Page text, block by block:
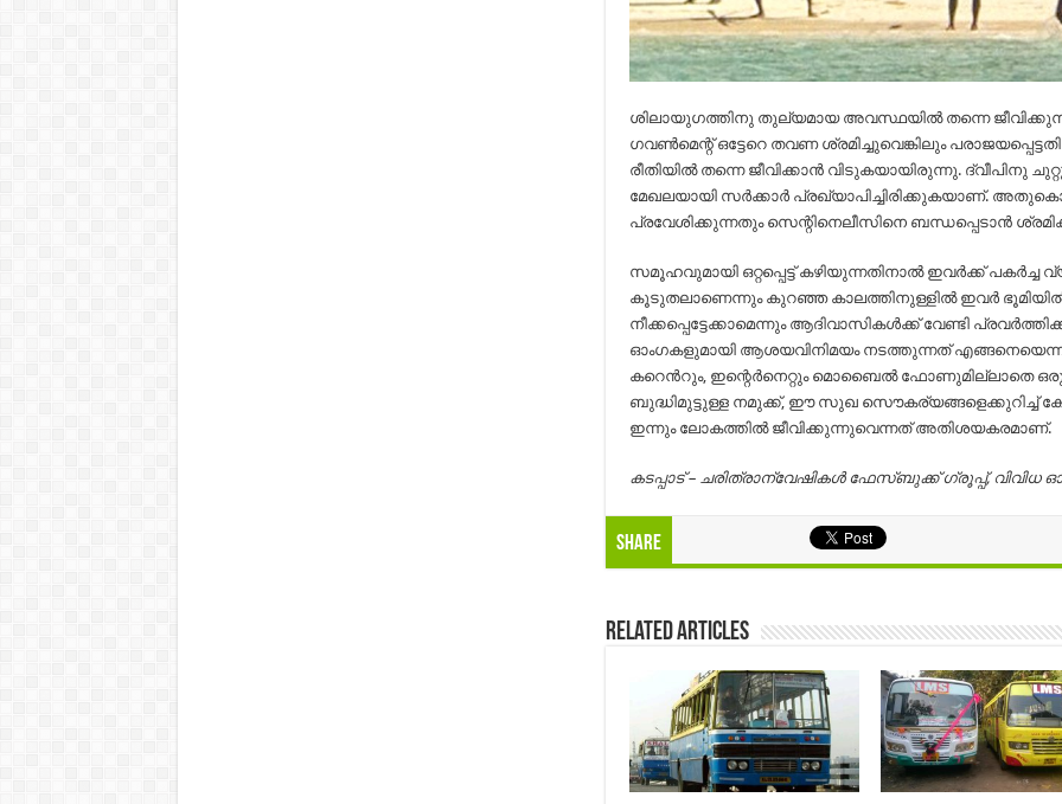
ശിലായുഗത്തിനു തുല്യമായ അവസ്ഥയിൽ തന്നെ
ഗവൺമെന്റ് ഒട്ടേറെ തവണ ശ്രമിച്ചുവെങ്കിലും
രീതിയിൽ തന്നെ ജീവിക്കാൻ വിടുകയായിരുന്നു. ദ്വീപിനു
മേഖലയായി സർക്കാർ പ്രഖ്യാപിച്ചിരിക്കുകയാണ്.
പ്രവേശിക്കുന്നതും സെന്റിനെലീസിനെ ബന്ധപ്പെടാൻ
സമൂഹവുമായി ഒറ്റപ്പെട്ട് കഴിയുന്നതിനാല്‍ ഇവര്‍ക്ക് പകര്‍ച്ച
കൂടുതലാണെന്നും കുറഞ്ഞ കാലത്തിനുള്ളില്‍ ഇവര്‍ ഭൂമിയില്‍
നീക്കപ്പെട്ടേക്കാമെന്നും ആദിവാസികള്‍ക്ക് വേണ്ടി
ഓംഗകളുമായി ആശയവിനിമയം നടത്തുന്നത് എങ്ങനെയെന്ന
കറെന്‍റും, ഇന്റെര്‍നെറ്റും മൊബൈല്‍ ഫോണുമില്ലാതെ ഒരു
ബുദ്ധിമുട്ടുള്ള നമുക്ക്, ഈ സുഖ സൌകര്യങ്ങളെക്കുറിച്ച്
ഇന്നും ലോകത്തില്‍ ജീവിക്കുന്നുവെന്നത് അതിശയകരമാണ്.
കടപ്പാട് – ചരിത്രാന്വേഷികൾ ഫേസ്ബുക്ക് ഗ്രൂപ്പ്,
Share
Related Articles